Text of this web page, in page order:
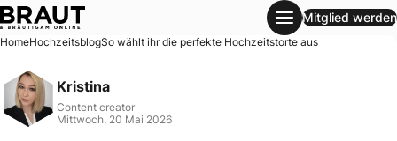
So wählt ihr die perfekte Hochzeitstorte aus
Mitglied werden
HomeHochzeitsblogSo wählt ihr die perfekte Hochzeitstorte aus
Kristina
Content creator
Mittwoch, 20 Mai 2026